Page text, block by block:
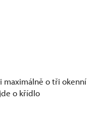
maximálně o tři okenní
o křídlo